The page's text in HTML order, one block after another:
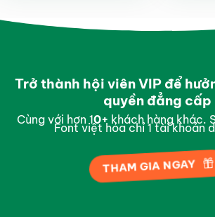
Trở thành hội viên VIP để
quyền đẳng cấp
Cùng với hơn 10+ khách hàng khác.
Font việt hóa chỉ 1 tài khoản
THAM GIA NGAY